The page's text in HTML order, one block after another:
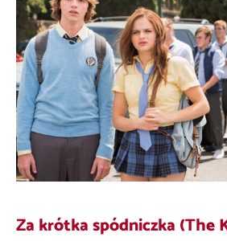
Za krótka spódniczka (The